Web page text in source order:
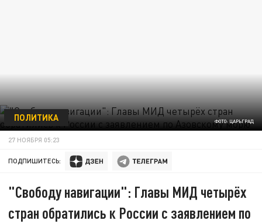
ФОТО: ЦАРЬГРАД
ПОЛИТИКА
27 НОЯБРЯ 05:23
ПОДПИШИТЕСЬ:
"Свободу навигации": Главы МИД четырёх
стран обратились к России с заявлением по